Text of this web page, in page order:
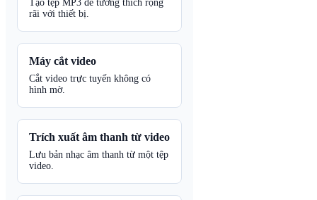
Tạo tệp MP3 để tương thích rộng
rãi với thiết bị.
Máy cắt video
Cắt video trực tuyến không có
hình mờ.
Trích xuất âm thanh từ video
Lưu bản nhạc âm thanh từ một tệp
video.